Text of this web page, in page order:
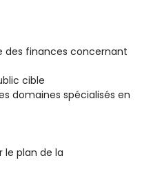
des finances concernant
cible
domaines spécialisés en
plan de la